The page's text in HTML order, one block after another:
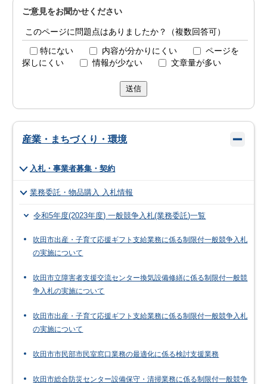
ご意見をお聞かせください
このページに問題点はありましたか？（複数回答可）
特にない 内容が分かりにくい
ページを
探しにくい
情報が少ない 文章量が多い
送信
産業・まちづくり・環境
入札・事業者募集・契約
業務委託・物品購入 入札情報
令和5年度(2023年度) 一般競争入札(業務委託)一覧
吹田市出産・子育て応援ギフト支給業務に係る制限付一般競争入札
の実施について
吹田市立障害者支援交流センター換気設備修繕に係る制限付一般競
争入札の実施について
吹田市出産・子育て応援ギフト支給業務に係る制限付一般競争入札
の実施について
吹田市市民部市民室窓口業務の最適化に係る検討支援業務
吹田市総合防災センター設備保守・清掃業務に係る制限付一般競争